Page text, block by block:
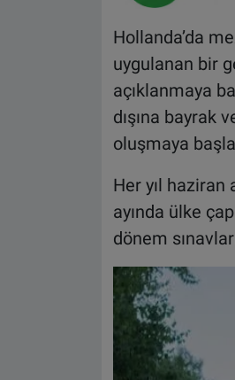
Hollanda’da
uygulanan bir
açıklanmaya
dışına bayrak
oluşmaya
Her yıl haziran
ayında ülke
dönem